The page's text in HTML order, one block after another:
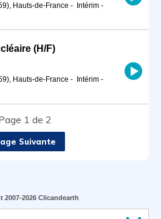
Hauts-de-France - Intérim -
(H/F)
Hauts-de-France - Intérim -
1 de 2
Suivante
2007-2026 Clicandearth